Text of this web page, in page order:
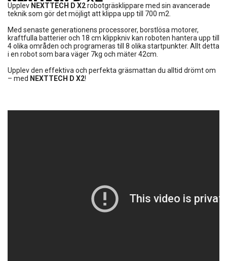
Upplev NEXTTECH D X2robotgräsklippare med sin avancerade
teknik som gör det möjligt att klippa upp till 700 m2.
Med senaste generationens processorer, borstlösa motorer,
kraftfulla batterier och 18 cm klippkniv kan roboten hantera upp till
4 olika områden och programeras till 8 olika startpunkter. Allt detta
i en robot som bara väger 7kg och mäter 42cm.
Upplev den effektiva och perfekta gräsmattan du alltid drömt om
– med NEXTTECH D X2!